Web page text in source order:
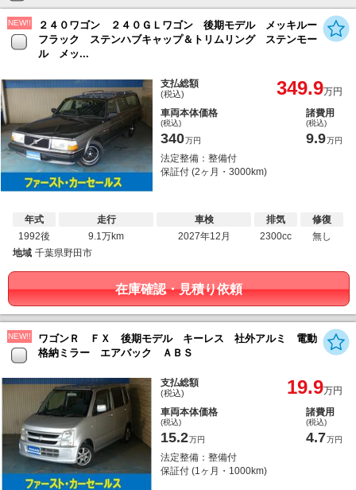
NEW!!
２４０ワゴン ２４０ＧＬワゴン 後期モデル メッキルー
フラック ステンハブキャップ＆トリムリング ステンモー
ル メッ...
支払総額
(税込) 349.9万円
車両本体価格
(税込)
340万円
諸費用
(税込)
9.9万円
法定整備：整備付
保証付 (2ヶ月・3000km)
年式
1992後
走行
9.1万km
車検
2027年12月
排気
2300cc
修復
無し
地域 千葉県野田市
在庫確認・見積り依頼
NEW!!
ワゴンＲ ＦＸ 後期モデル キーレス 社外アルミ 電動
格納ミラー エアバック ＡＢＳ
支払総額
(税込) 19.9万円
車両本体価格
(税込)
15.2万円
諸費用
(税込)
4.7万円
法定整備：整備付
保証付 (1ヶ月・1000km)